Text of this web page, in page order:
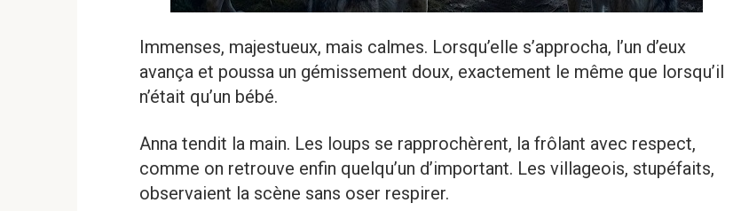
Immenses, majestueux, mais calmes. Lorsqu’elle s’approcha, l’un d’eux
avança et poussa un gémissement doux, exactement le même que lorsqu’il
n’était qu’un bébé.
Anna tendit la main. Les loups se rapprochèrent, la frôlant avec respect,
comme on retrouve enfin quelqu’un d’important. Les villageois, stupéfaits,
observaient la scène sans oser respirer.